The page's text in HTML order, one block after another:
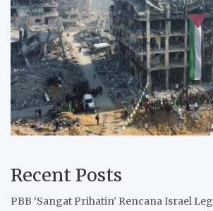
Recent Posts
PBB ‘Sangat Prihatin’ Rencana Israel